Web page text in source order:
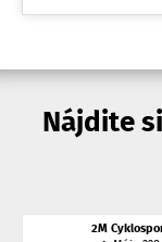
Nájdite
2M